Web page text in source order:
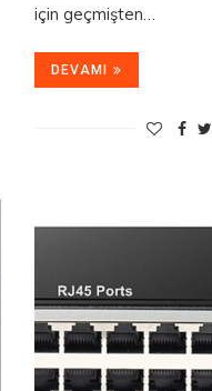
için geçmişten…
DEVAMI